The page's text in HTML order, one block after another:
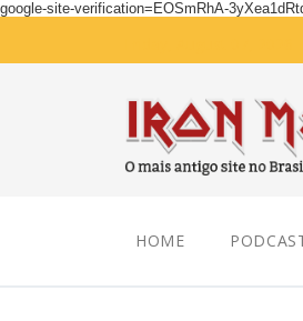
google-site-verification=EOSmRhA-
HOME